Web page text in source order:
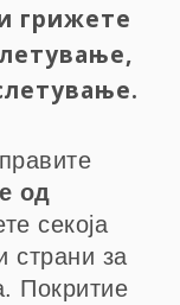
грижете
од
секоја
страни за
Покритие